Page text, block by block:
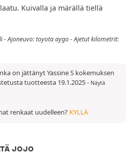
Kuivalla ja märällä tiellä
- Ajoneuvo: toyota aygo - Ajetut kilometrit:
on jättänyt Yassine S kokemuksen
tuotteesta 19.1.2025- Näytä
renkaat uudelleen? KYLLÄ
JOJO